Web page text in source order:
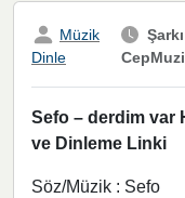
Müzik
Dinle
Sefo – derdim var
ve Dinleme Linki
Söz/Müzik : Sefo